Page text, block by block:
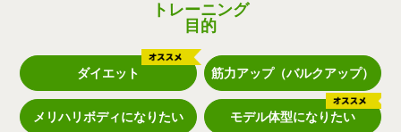
トレーニング
目的
ダイエット 筋力アップ（バルクアップ）
メリハリボディになりたい モデル体型になりたい